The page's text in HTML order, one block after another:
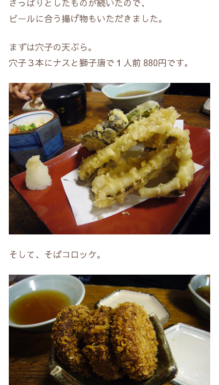
さっぱりとしたものが続いたので、
ビールに合う揚げ物もいただきました。
まずは穴子の天ぷら。
穴子３本にナスと獅子唐で１人前 880円です。
そして、そばコロッケ。